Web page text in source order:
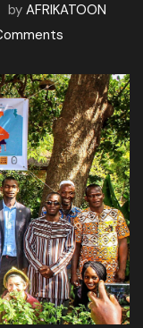
by AFRIKATOON